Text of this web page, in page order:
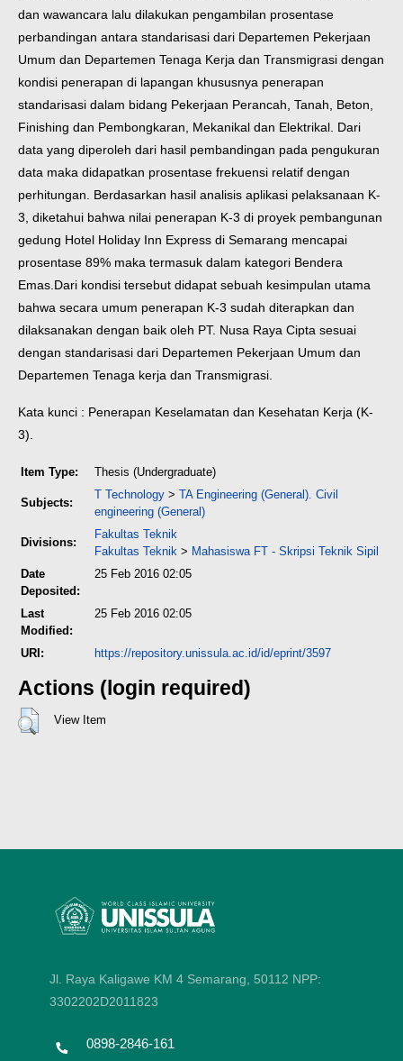
dan wawancara lalu dilakukan pengambilan prosentase
perbandingan antara standarisasi dari Departemen Pekerjaan
Umum dan Departemen Tenaga Kerja dan Transmigrasi dengan
kondisi penerapan di lapangan khususnya penerapan
standarisasi dalam bidang Pekerjaan Perancah, Tanah, Beton,
Finishing dan Pembongkaran, Mekanikal dan Elektrikal. Dari
data yang diperoleh dari hasil pembandingan pada pengukuran
data maka didapatkan prosentase frekuensi relatif dengan
perhitungan. Berdasarkan hasil analisis aplikasi pelaksanaan K-
3, diketahui bahwa nilai penerapan K-3 di proyek pembangunan
gedung Hotel Holiday Inn Express di Semarang mencapai
prosentase 89% maka termasuk dalam kategori Bendera
Emas. Dari kondisi tersebut didapat sebuah kesimpulan utama
bahwa secara umum penerapan K-3 sudah diterapkan dan
dilaksanakan dengan baik oleh PT. Nusa Raya Cipta sesuai
dengan standarisasi dari Departemen Pekerjaan Umum dan
Departemen Tenaga kerja dan Transmigrasi.
Kata kunci : Penerapan Keselamatan dan Kesehatan Kerja (K-
3).
Item Type: Thesis (Undergraduate)
Subjects:
T Technology > TA Engineering (General). Civil
engineering (General)
Divisions:
Fakultas Teknik
Fakultas Teknik > Mahasiswa FT - Skripsi Teknik Sipil
Date
Deposited:
25 Feb 2016 02:05
Last
Modified:
25 Feb 2016 02:05
URI: https://repository.unissula.ac.id/id/eprint/3597
Actions (login required)
View Item
Jl. Raya Kaligawe KM 4 Semarang, 50112 NPP:
3302202D2011823
0898-2846-161